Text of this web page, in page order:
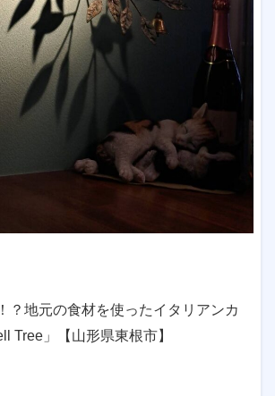
？地元の食材を使ったイタリアンカ
Tree」【山形県東根市】